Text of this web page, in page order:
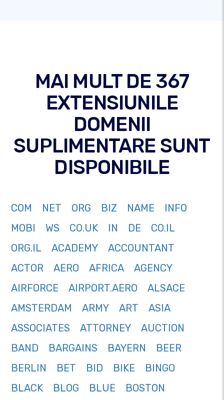
MAI MULT DE 367
EXTENSIUNILE
DOMENII
SUPLIMENTARE SUNT
DISPONIBILE
COM NET ORG BIZ NAME
INFO
MOBI
WS CO.UK IN DE
CO.IL
ORG.IL
ACADEMY
ACCOUNTANT
ACTOR
AERO AFRICA
AGENCY
AIRFORCE
AIRPORT.AERO
ALSACE
AMSTERDAM
ARMY ART
ASIA
ASSOCIATES
ATTORNEY
AUCTION
BAND
BARGAINS BAYERN
BEER
BERLIN
BET BID BIKE
BINGO
BLACK
BLOG BLUE
BOSTON